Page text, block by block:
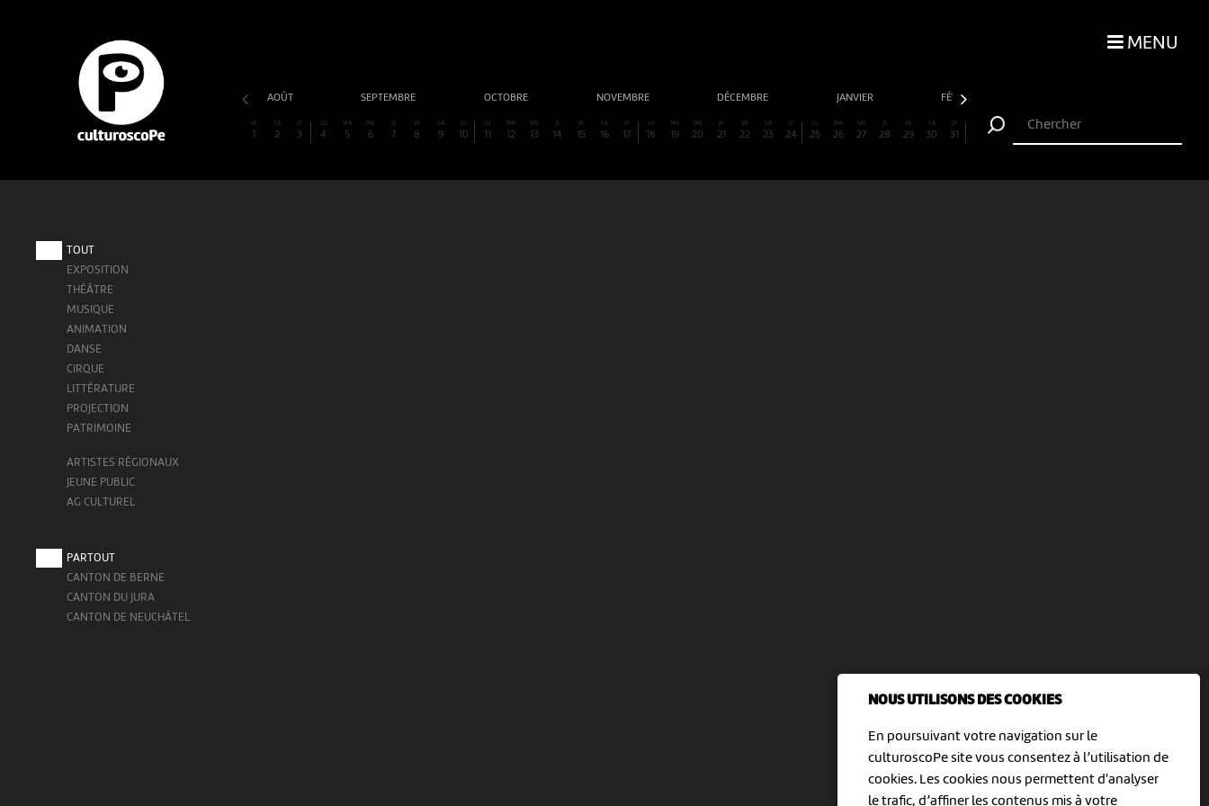
NOUS UTILISONS DES COOKIES
En poursuivant votre navigation sur le
culturoscoPe site vous consentez à l’utilisation de
cookies. Les cookies nous permettent d'analyser
le trafic, d’affiner les contenus mis à votre
MENU
AOÛT SEPTEMBRE OCTOBRE NOVEMBRE DÉCEMBRE JANVIER FÉVRIER
VE
1
SA
2
DI
3
LU
4
MA
5
ME
6
JE
7
VE
8
SA
9
DI
10
LU
11
MA
12
ME
13
JE
14
VE
15
SA
16
DI
17
LU
18
MA
19
ME
20
JE
21
VE
22
SA
23
DI
24
LU
25
MA
26
ME
27
JE
28
VE
29
SA
30
DI
31
TOUT
EXPOSITION
THÉÂTRE
MUSIQUE
ANIMATION
DANSE
CIRQUE
LITTÉRATURE
PROJECTION
PATRIMOINE
ARTISTES RÉGIONAUX
JEUNE PUBLIC
AG CULTUREL
PARTOUT
CANTON DE BERNE
CANTON DU JURA
CANTON DE NEUCHÂTEL